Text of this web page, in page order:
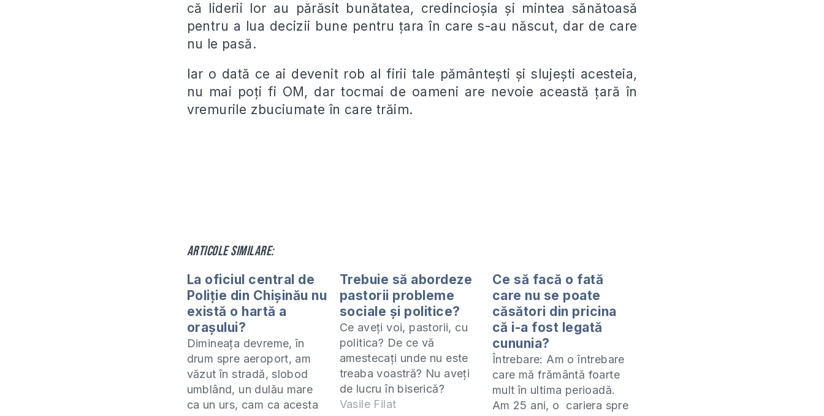
că liderii lor au părăsit bunătatea, credincioșia și mintea sănătoasă
pentru a lua decizii bune pentruțara în care s-au născut, dar de care
nu le pasă.
Iar o dată ce ai devenit rob al firii tale pământești și slujești acesteia,
nu mai poți fi OM, dar tocmai de oameni are nevoie aceastățară în
vremurile zbuciumate în care trăim.
Articole similare:
La oficiul central de
Poliție din Chișinău nu
există o hartă a
orașului?
Dimineața devreme, în
drum spre aeroport, am
văzut în stradă, slobod
umblând, un dulău mare
ca un urs, cam ca acesta
Trebuie să abordeze
pastorii probleme
sociale și politice?
Ce aveți voi, pastorii, cu
politica? De ce vă
amestecați unde nu este
treaba voastră? Nu aveți
de lucru în biserică?
Acestea sunt unele din
Vasile Filat
Ce să facă o fată
care nu se poate
căsători din pricina
că i-a fost legată
cununia?
Întrebare: Am o întrebare
care mă frământă foarte
mult în ultima perioadă.
Am 25 ani, o cariera spre